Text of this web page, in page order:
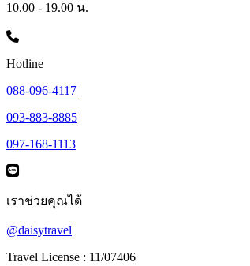
10.00 - 19.00 น.
Hotline
088-096-4117
093-883-8885
097-168-1113
เราช่วยคุณได้
@daisytravel
Travel License : 11/07406